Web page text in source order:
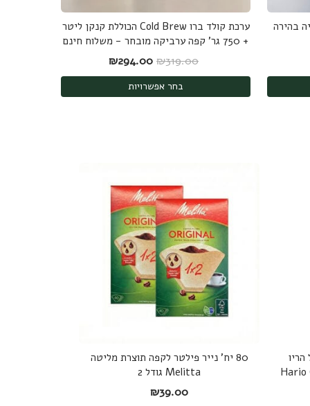
בהירה
ערכת קולד ברו Cold Brew הכוללת קנקן ליטר
+ 750 גר' קפה ערביקה מובחר - משלוח חינם
₪319.00 המחיר המקורי היה: ₪319.00.
₪294.00 המחיר הנוכחי הוא: ₪294.00.
בחר אפשרויות
80 יח' נייר פילטר לקפה תוצרת מליטה
Melitta גודל 2
₪39.00